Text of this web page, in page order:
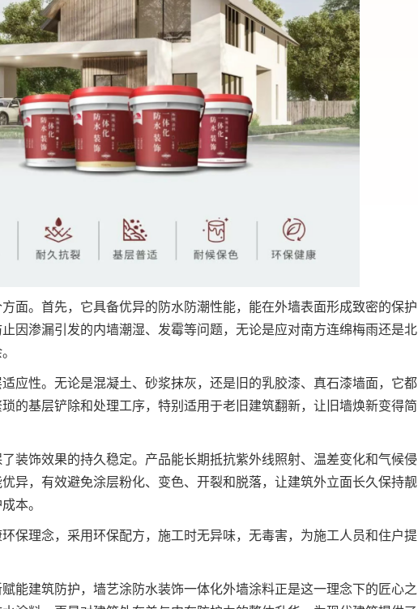
面。首先，它具备优异的防水防潮性能，能在外墙表面形成致密的保护
因渗漏引发的内墙潮湿、发霉等问题，无论是应对南方连绵梅雨还是北
应性。无论是混凝土、砂浆抹灰，还是旧的乳胶漆、真石漆墙面，它都
的基层铲除和处理工序，特别适用于老旧建筑翻新，让旧墙焕新变得简
装饰效果的持久稳定。产品能长期抵抗紫外线照射、温差变化和气候侵
异，有效避免涂层粉化、变色、开裂和脱落，让建筑外立面长久保持靓
本。
保理念，采用环保配方，施工时无异味，无毒害，为施工人员和住户提
能建筑防护，墙艺涂防水装饰一体化外墙涂料正是这一理念下的匠心之